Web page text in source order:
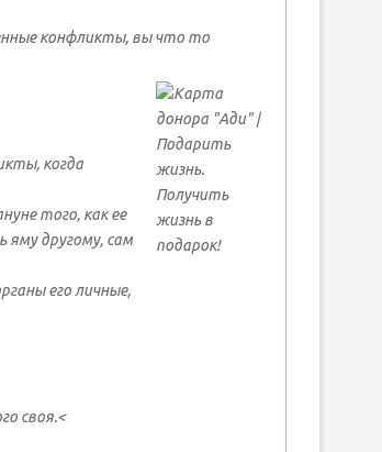
конфликты, вы что то
когда
того, как ее
яму другому, сам
его личные,
своя.<